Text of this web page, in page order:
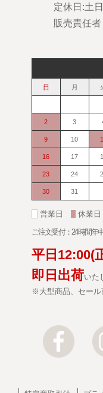
定休日:土
販売責任
日 月
2 3
9 10
16 17
23 24
30 31
営業日
休業日
ご注文受付：24時間年
平日 12:00(
即日出荷いた
※大型商品、セール